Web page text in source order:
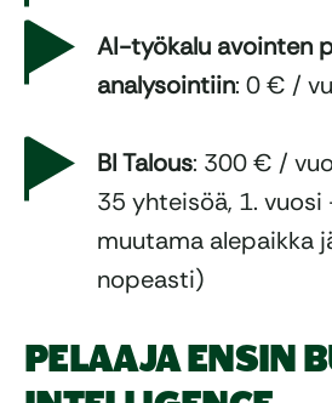
AI-työkalu avointen
analysointiin: 0 € /
BI Talous: 300 € /
35 yhteisöä, 1. vuosi
muutama alepaikka
nopeasti)
PELAAJA ENSIN